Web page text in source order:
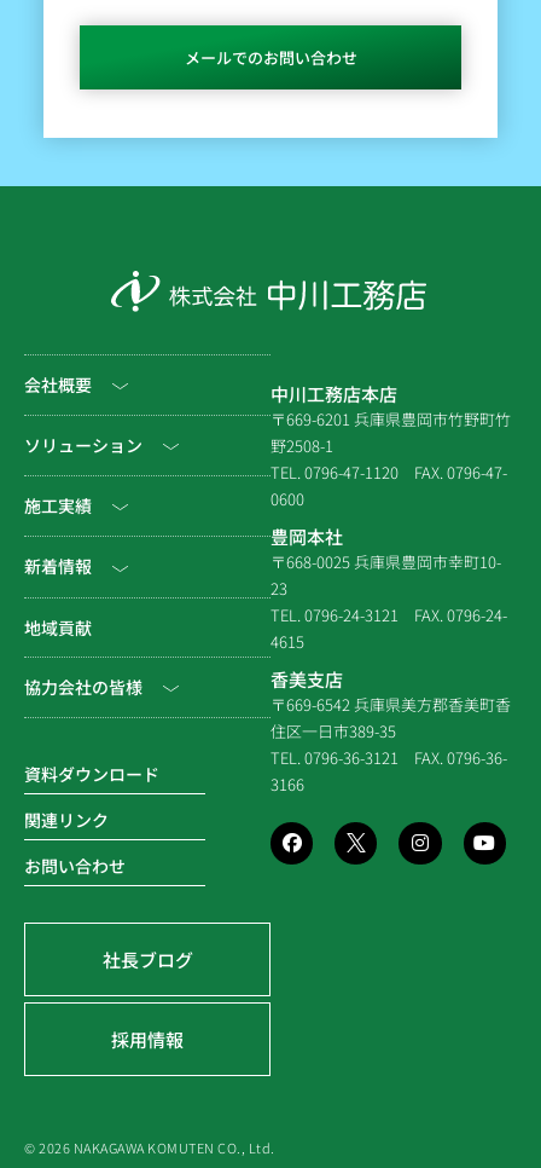
メールでのお問い合わせ
会社概要
社長挨拶
会社沿革
拠点一覧
企業倫理規定
品質方針
環境方針
SDGsの取組み
ソリューション
公共工事
住宅関連
各種連携
災害時対応等
施工実績
土木
建築（民間）
新着情報
NEWS & EVENT
メディア掲載
地域貢献
協力会社の皆様
資料ダウンロード
関連リンク
お問い合わせ
社長ブログ
採用情報
中川工務店本店
〒669-6201 兵庫県豊岡市竹野町竹
野2508-1
TEL. 0796-47-1120 FAX. 0796-47-
0600
豊岡本社
〒668-0025 兵庫県豊岡市幸町10-
23
TEL. 0796-24-3121 FAX. 0796-24-
4615
香美支店
〒669-6542 兵庫県美方郡香美町香
住区一日市389-35
TEL. 0796-36-3121 FAX. 0796-36-
3166
© 2026 NAKAGAWA KOMUTEN CO., Ltd.